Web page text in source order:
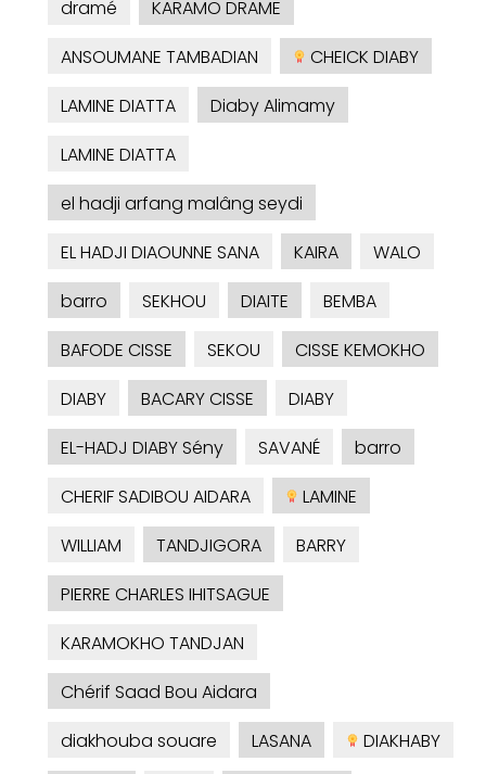
dramé
KARAMO DRAME
ANSOUMANE TAMBADIAN
CHEICK DIABY
LAMINE DIATTA
Diaby Alimamy
LAMINE DIATTA
el hadji arfang malâng seydi
EL HADJI DIAOUNNE SANA
KAIRA
WALO
barro
SEKHOU DIAITE
BEMBA
BAFODE CISSE
SEKOU
CISSE KEMOKHO
DIABY
BACARY CISSE
DIABY
EL-HADJ DIABY Sény
SAVANÉ
barro
CHERIF SADIBOU AIDARA
LAMINE
WILLIAM
TANDJIGORA
BARRY
PIERRE CHARLES IHITSAGUE
KARAMOKHO TANDJAN
Chérif Saad Bou Aidara
diakhouba souare
LASANA
DIAKHABY